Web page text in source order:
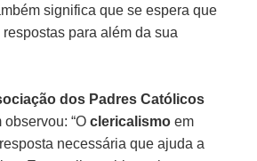
significa que se espera que
para além da sua
dos Padres Católicos
observou: “Oclericalismo em
necessária que ajuda a